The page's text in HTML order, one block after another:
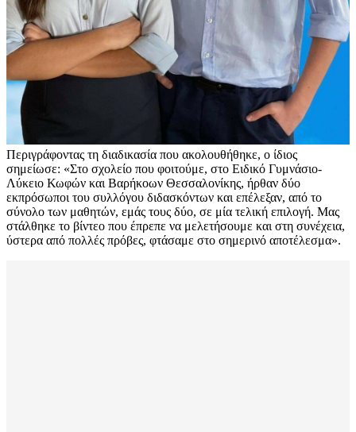
Περιγράφοντας τη διαδικασία που ακολουθήθηκε, ο ίδιος
σημείωσε: «Στο σχολείο που φοιτούμε, στο Ειδικό Γυμνάσιο-
Λύκειο Κωφών και Βαρήκοων Θεσσαλονίκης, ήρθαν δύο
εκπρόσωποι του συλλόγου διδασκόντων και επέλεξαν, από το
σύνολο των μαθητών, εμάς τους δύο, σε μία τελική επιλογή. Μας
στάλθηκε το βίντεο που έπρεπε να μελετήσουμε και στη συνέχεια,
ύστερα από πολλές πρόβες, φτάσαμε στο σημερινό αποτέλεσμα».